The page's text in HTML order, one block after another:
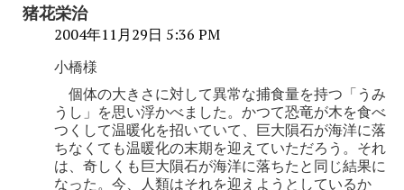
猪花栄治
2004年11月29日 5:36 PM
小橋様
個体の大きさに対して異常な捕食量を持つ「うみ
うし」を思い浮かべました。かつて恐竜が木を食べ
つくして温暖化を招いていて、巨大隕石が海洋に落
ちなくても温暖化の末期を迎えていただろう。それ
は、奇しくも巨大隕石が海洋に落ちたと同じ結果に
なった。今、人類はそれを迎えようとしているか